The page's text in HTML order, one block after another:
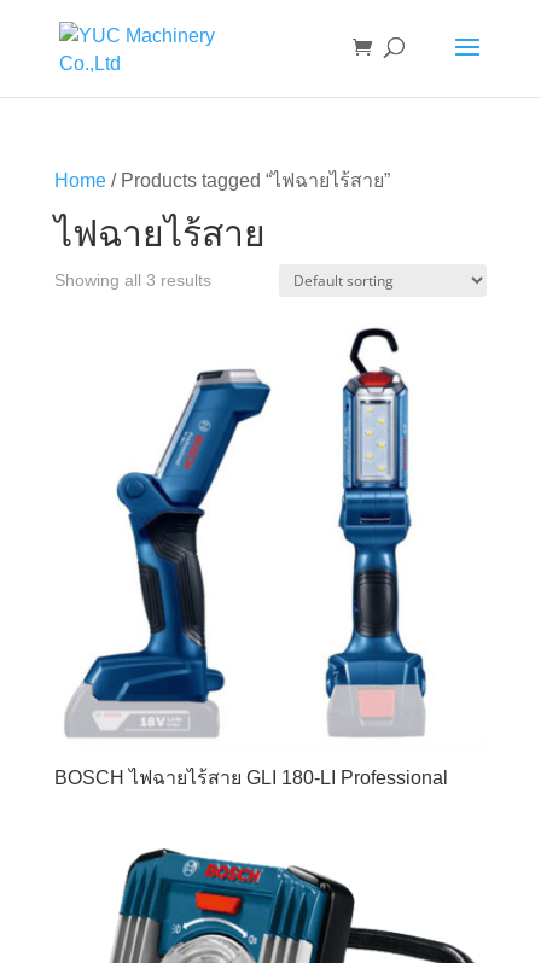
Home/ Products tagged “ไฟฉายไร้สาย”
ไฟฉายไร้สาย
Showing all 3 results
BOSCH ไฟฉายไร้สาย GLI 180-LI Professional